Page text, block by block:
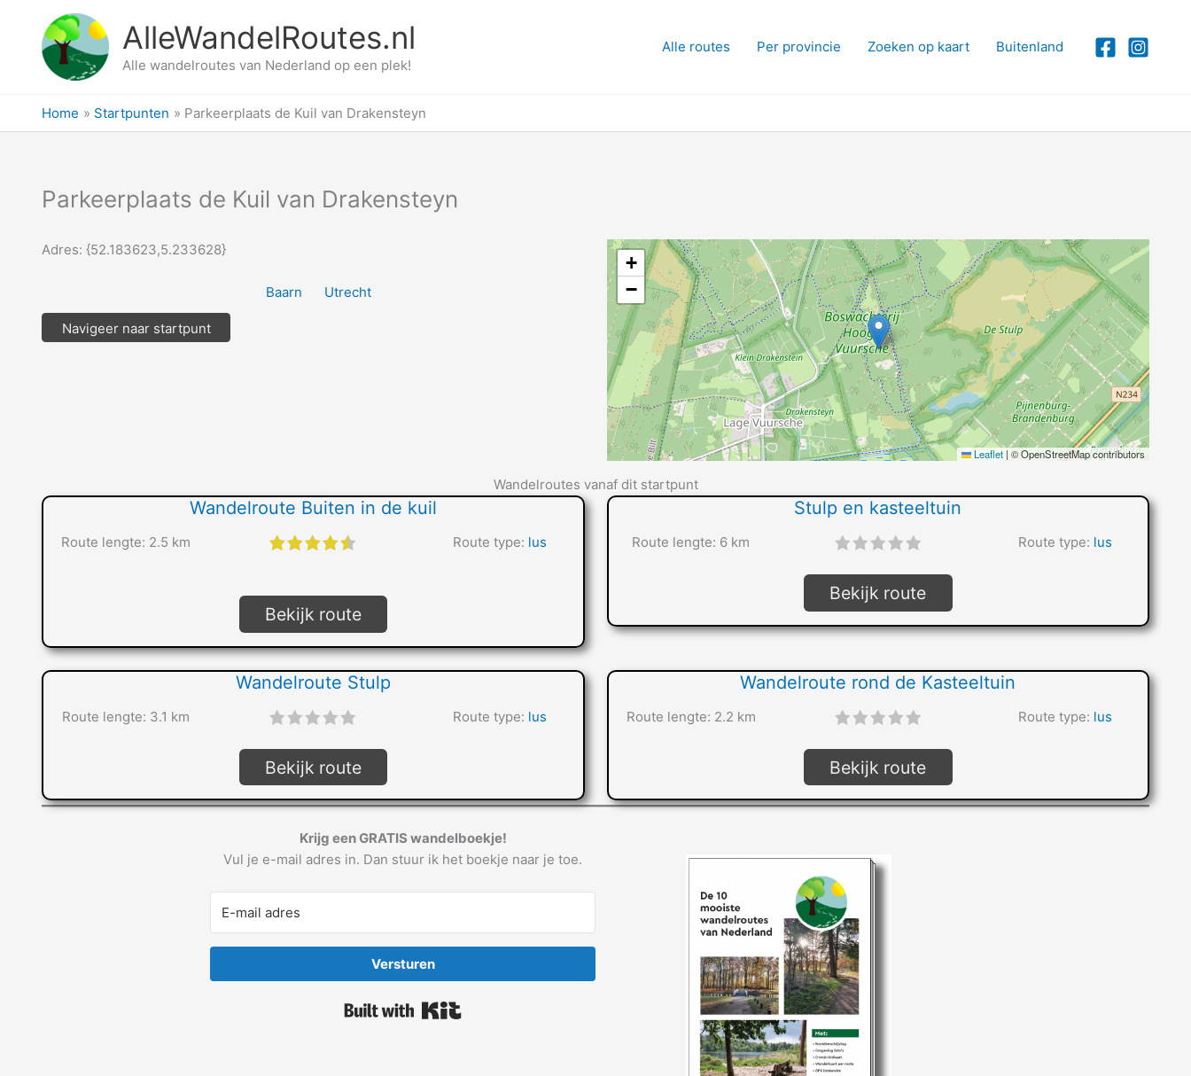
AlleWandelRoutes.nl
Alle wandelroutes van Nederland op een plek!
Alle routes Per provincie Zoeken op kaart Buitenland
Home Startpunten Parkeerplaats de Kuil van Drakensteyn
Parkeerplaats de Kuil van Drakensteyn
Adres: {52.183623,5.233628}
Baarn Utrecht
Navigeer naar startpunt
+
−
Leaflet | © OpenStreetMap contributors
Wandelroutes vanaf dit startpunt
Wandelroute Buiten in de kuil
Route lengte: 2.5 km Route type: lus
Bekijk route
Stulp en kasteeltuin
Route lengte: 6 km Route type: lus
Bekijk route
Wandelroute Stulp
Route lengte: 3.1 km Route type: lus
Bekijk route
Wandelroute rond de Kasteeltuin
Route lengte: 2.2 km Route type: lus
Bekijk route
Krijg een GRATIS wandelboekje!
Vul je e-mail adres in. Dan stuur ik het boekje naar je toe.
Versturen